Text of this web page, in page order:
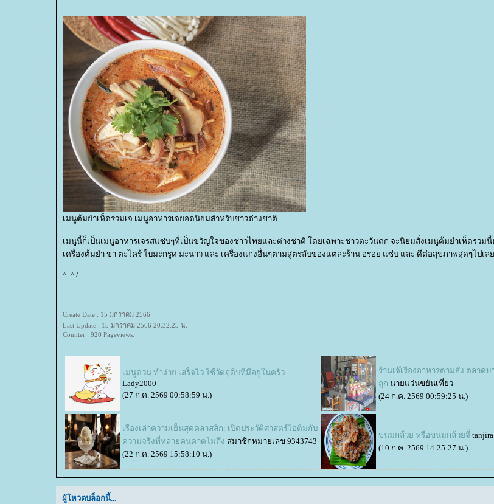
เมนูต้มยำเห็ดรวมเจ เมนูอาหารเจยอดนิยมสำหรับชาวต่างชาติ
เมนูนี้ก็เป็นเมนูอาหารเจรสแซ่บๆที่เป็นขวัญใจของชาวไทยและต่างชาติ โดยเฉพาะชาวตะวันตก จะนิยมสั่งเมนูต้มยำเห็ดรว
เครื่องต้มยำ ข่า ตะไคร้ ใบมะกรูด มะนาว และ เครื่องแกงอื่นๆตามสูตรลับของแต่ละร้าน อร่อย แซ่บ และ ดีต่อสุขภาพสุดๆไปเล
^_^ /
Create Date : 15 มกราคม 2566
Last Update : 15 มกราคม 2566 20:32:25 น.
Counter : 920 Pageviews.
เมนูด่วน ทำง่าย เสร็จไว ใช้วัตถุดิบที่มีอยู่ในครัว
Lady2000
(27 ก.ค. 2569 00:58:59 น.)
ร้านเจ๊เรืองอาหารตามสั่ง ตลาดบ
ถูก นายแว่นขยันเที่ยว
(24 ก.ค. 2569 00:59:25 น.)
เรื่องเล่าความเย็นสุดคลาสสิก: เปิดประวัติศาสตร์ไอติมกับ
ความจริงที่หลายคนคาดไม่ถึง สมาชิกหมายเลข 9343743
(22 ก.ค. 2569 15:58:10 น.)
ขนมกล้วย หรือขนมกล้วยจี่ tanjira
(10 ก.ค. 2569 14:25:27 น.)
ผู้โหวตบล็อกนี้...